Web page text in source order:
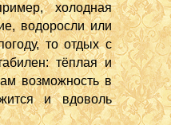
холодная
водоросли или
то отдых с
тёплая и
возможность в
и вдоволь